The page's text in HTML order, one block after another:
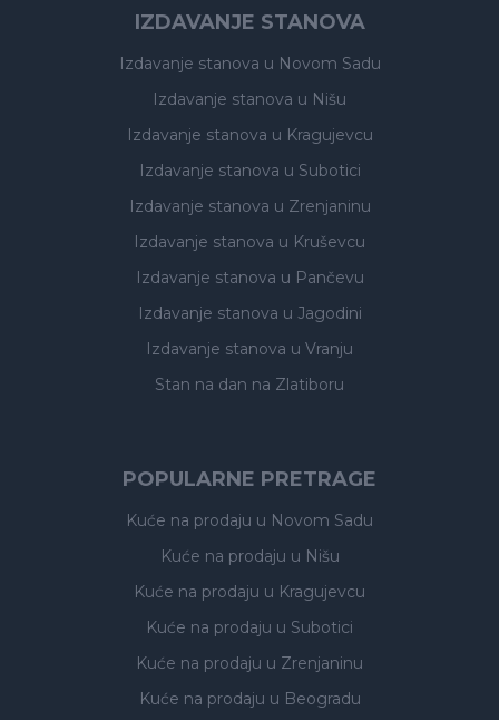
IZDAVANJE STANOVA
Izdavanje stanova u Novom Sadu
Izdavanje stanova u Nišu
Izdavanje stanova u Kragujevcu
Izdavanje stanova u Subotici
Izdavanje stanova u Zrenjaninu
Izdavanje stanova u Kruševcu
Izdavanje stanova u Pančevu
Izdavanje stanova u Jagodini
Izdavanje stanova u Vranju
Stan na dan na Zlatiboru
POPULARNE PRETRAGE
Kuće na prodaju u Novom Sadu
Kuće na prodaju u Nišu
Kuće na prodaju u Kragujevcu
Kuće na prodaju u Subotici
Kuće na prodaju u Zrenjaninu
Kuće na prodaju u Beogradu